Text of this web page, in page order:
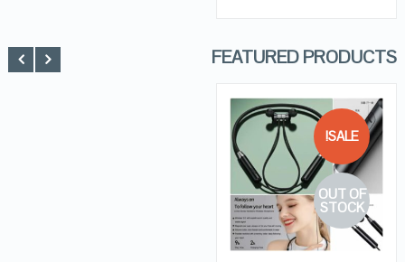
FEATURED PRODUCTS
SALE!
OUT OF
STOCK
QUICK LOOK
VIEW DETAILS
READ MORE